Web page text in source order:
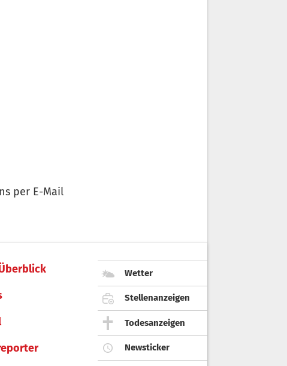
per E-Mail
Wetter
Stellenanzeigen
Todesanzeigen
Newsticker